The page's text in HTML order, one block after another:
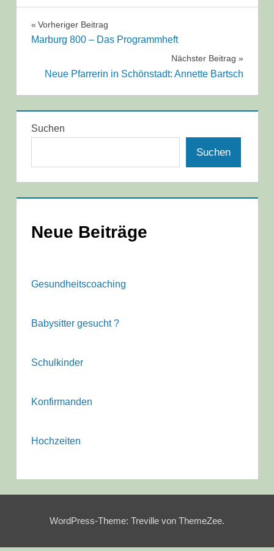
Beitragsnavigation
Vorheriger Beitrag
Marburg 800 – Das Programmheft
Nächster Beitrag
Neue Pfarrerin in Schönstadt: Annette Bartsch
Suchen
Suchen
Neue Beiträge
Gesundheitscoaching
Babysitter gesucht ?
Schulkinder
Konfirmanden
Hochzeiten
WordPress-Theme: Treville von ThemeZee.